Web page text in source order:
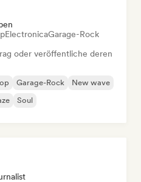
ElectronicaGarage-Rock
oder veröffentliche deren
Garage-Rock
New wave
Soul